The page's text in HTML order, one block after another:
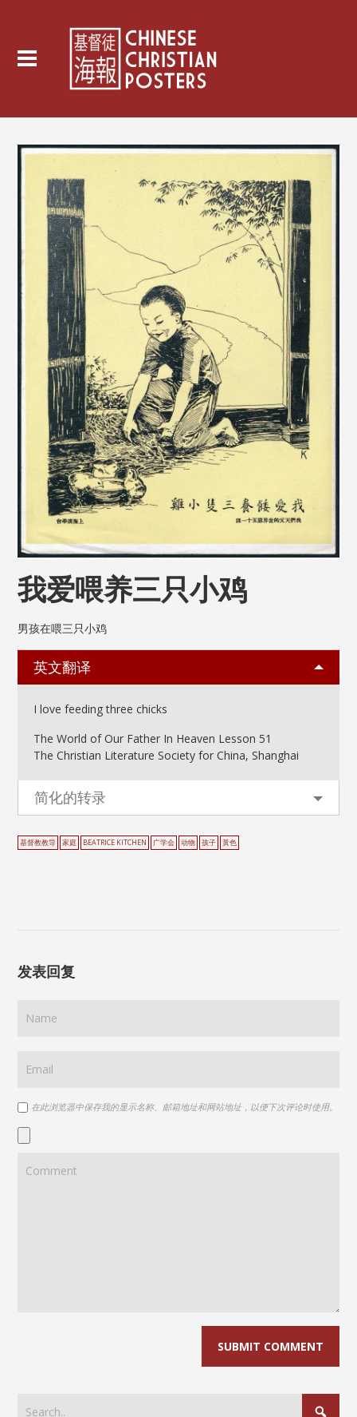
我爱喂养三只小鸡
男孩在喂三只小鸡
英文翻译
I love feeding three chicks
The World of Our Father In Heaven Lesson 51
The Christian Literature Society for China, Shanghai
简化的转录
基督教教导 家庭 BEATRICE KITCHEN 广学会 动物 孩子 黃色
发表回复
在此浏览器中保存我的显示名称、邮箱地址和网站地址，以便下次评论时使用。